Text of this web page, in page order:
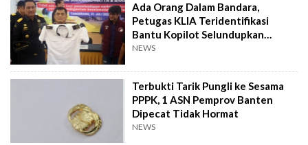
Ada Orang Dalam Bandara,
Petugas KLIA Teridentifikasi
Bantu Kopilot Selundupkan
Ekstasi ke Indonesia
NEWS
Terbukti Tarik Pungli ke Sesama
PPPK, 1 ASN Pemprov Banten
Dipecat Tidak Hormat
NEWS